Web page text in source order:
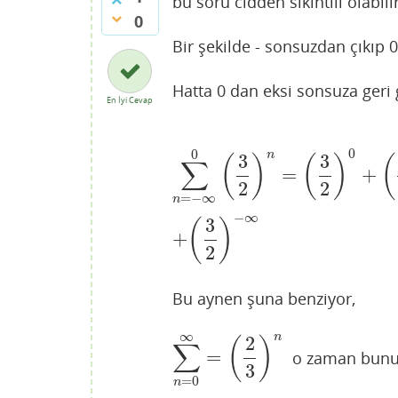
0
En İyi Cevap
Bir şekilde - sonsuzdan çıkıp
Hatta 0 dan eksi sonsuza
∑
n=−∞
0 ( 3
2 ) n
= ( 3
2 ) 0
+ (
+( 3
2 ) −∞
n= − 0 32 n 32 0 +(3 2) 1+( 32
Bu aynen şuna benziyor,
∑
n=0
∞
= ( 2
3 ) n
∑n 0∞ ( 3) o zaman